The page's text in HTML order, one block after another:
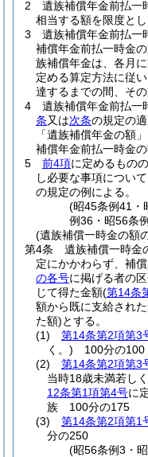
2
遺族補償年金前払一
相当する額を限度と
3
遺族補償年金前払一
補償年金前払一時金
族補償年金は、各月
定める算定方法に従
達するまでの間、その
4
遺族補償年金前払一
条又は次条の規定の適
「遺族補償年金の額
補償年金前払一時金の
5
前4項に定めるもの
し必要な事項につい
の規定の例による。
(昭45条例41・
例36・昭56条
(遺族補償一時金の額
第4条
遺族補償一時金
定にかかわらず、補
の各号に掲げる者の区
じて得た金額(第14条
額から既に支給され
た額)とする。
(1)
第14条第2項第3
く。) 100分の100
(2)
第14条第2項第3
当時18歳未満若し
12条第1項第4号に
族 100分の175
(3)
第14条第2項第1
分の250
(昭56条例3・